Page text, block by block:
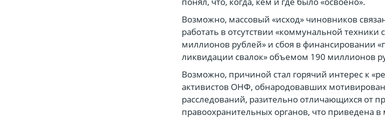
Возможно, массовый «исход» чиновников
работать в отсутствии «коммунальной техники
миллионов рублей» и сбоя в финансировании
ликвидации свалок» объемом 190 миллионов
Возможно, причиной стал горячий интерес к
активистов ОНФ, обнародовавших
расследований, разительно отличающихся от
правоохранительных органов, что приведена в